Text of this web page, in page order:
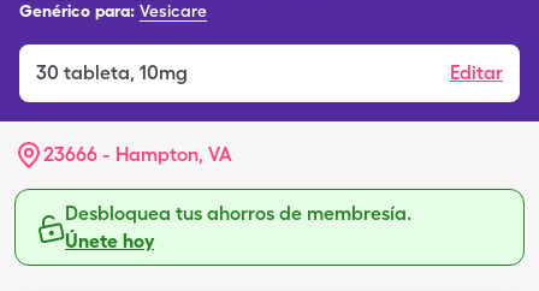
Genérico para: Vesicare
30 tableta, 10mg Editar
23666 - Hampton, VA
Desbloquea tus ahorros de membresía.
Únete hoy